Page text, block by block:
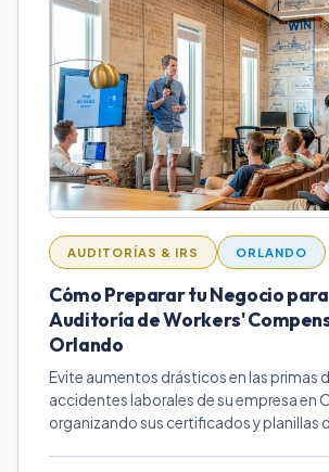
AUDITORÍAS & IRS ORLANDO
Cómo Preparar tu Negocio
Auditoría de Workers'
Orlando
Evite aumentos drásticos en las primas
accidentes laborales de su empresa en
organizando sus certificados y planillas